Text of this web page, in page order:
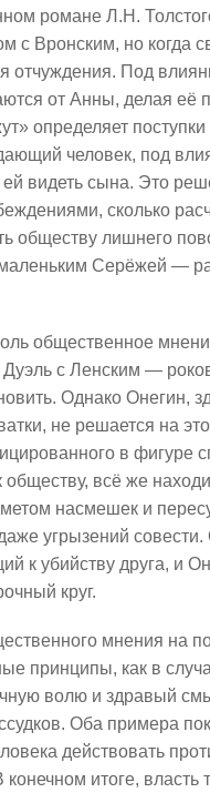
романе Л.Н.
с Вронским, но когда
отчуждения. Под
от Анны, делая
определяет
человек, под
видеть сына. Это
сколько
обществу лишнего
Серёжей —
общественное
Дуэль с Ленским —
Однако Онегин,
не решается на
в фигуре
всё же
насмешек и
угрызений
к убийству друга, и
круг.
мнения на
принципы, как в
волю и здравый
Оба примера
действовать
итоге, власть